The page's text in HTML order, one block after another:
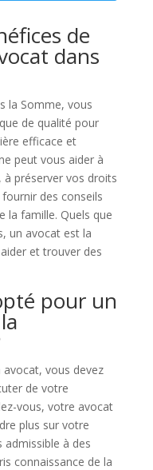
de
dans
la Somme, vous
de qualité pour
efficace et
peut vous aider à
préserver vos droits
des conseils
la famille. Quels que
un avocat est la
et trouver des
pour un
vous devez
de votre
vous, votre avocat
plus sur votre
à des
connaissance de la